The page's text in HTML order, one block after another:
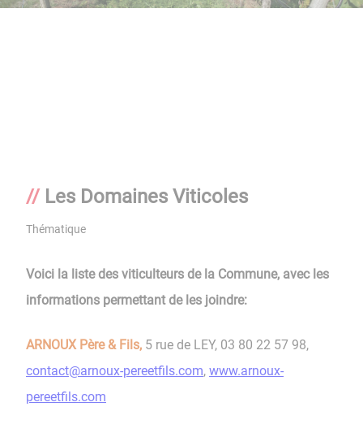
Les Domaines Viticoles
Thématique
Voici la liste des viticulteurs de la Commune, avec les
informations permettant de les joindre:
ARNOUX Père & Fils, 5 rue de LEY, 03 80 22 57 98,
contact@arnoux-pereetfils.com, www.arnoux-
pereetfils.com